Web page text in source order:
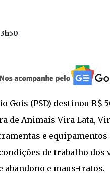
Gois (PSD) destinou
de Animais Vira Lata,
e
de trabalho
abandono e maus-tratos.